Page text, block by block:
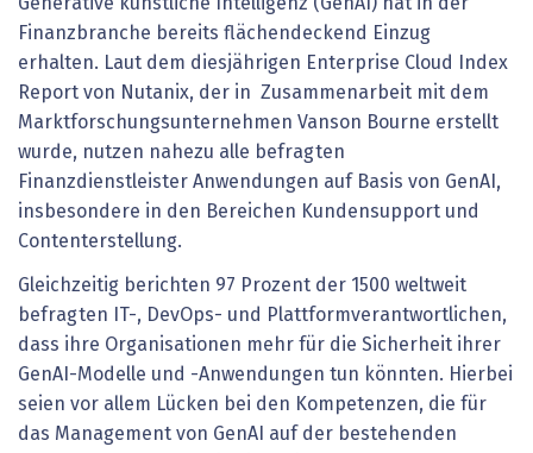
Finanzbranche bereits flächendeckend Einzug
erhalten. Laut dem diesjährigen Enterprise Cloud Index
Report von Nutanix, der in Zusammenarbeit mit dem
Marktforschungsunternehmen Vanson Bourne erstellt
wurde, nutzen nahezu alle befragten
Finanzdienstleister Anwendungen auf Basis von GenAI,
insbesondere in den Bereichen Kundensupport und
Contenterstellung.
Gleichzeitig berichten 97 Prozent der 1500 weltweit
befragten IT-, DevOps- und Plattformverantwortlichen,
dass ihre Organisationen mehr für die Sicherheit ihrer
GenAI-Modelle und -Anwendungen tun könnten. Hierbei
seien vor allem Lücken bei den Kompetenzen, die für
das Management von GenAI auf der bestehenden